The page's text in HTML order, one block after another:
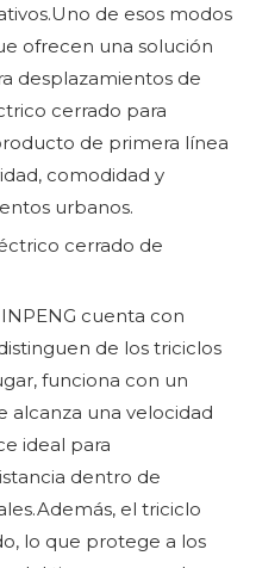
de esos modos
ofrecen una solución
desplazamientos de
cerrado para
de primera línea
comodidad y
urbanos.
cerrado de
cuenta con
de los triciclos
funciona con un
una velocidad
ideal para
dentro de
el triciclo
lo que protege a los